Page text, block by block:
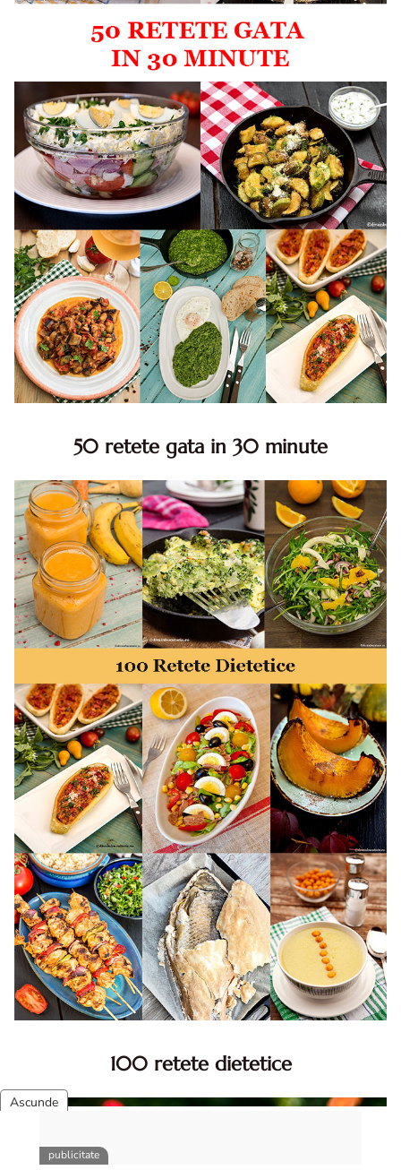
50 retete gata in 30 minute
minute. Retete rapide. Retete rapide de mancare. Idei
retete mancare rapid
100 retete dietetice
100 Retete dietetice, Retete dietetice. 100 Idei retete
dietetice. Idei retete dietetice. 100 Retete mancare